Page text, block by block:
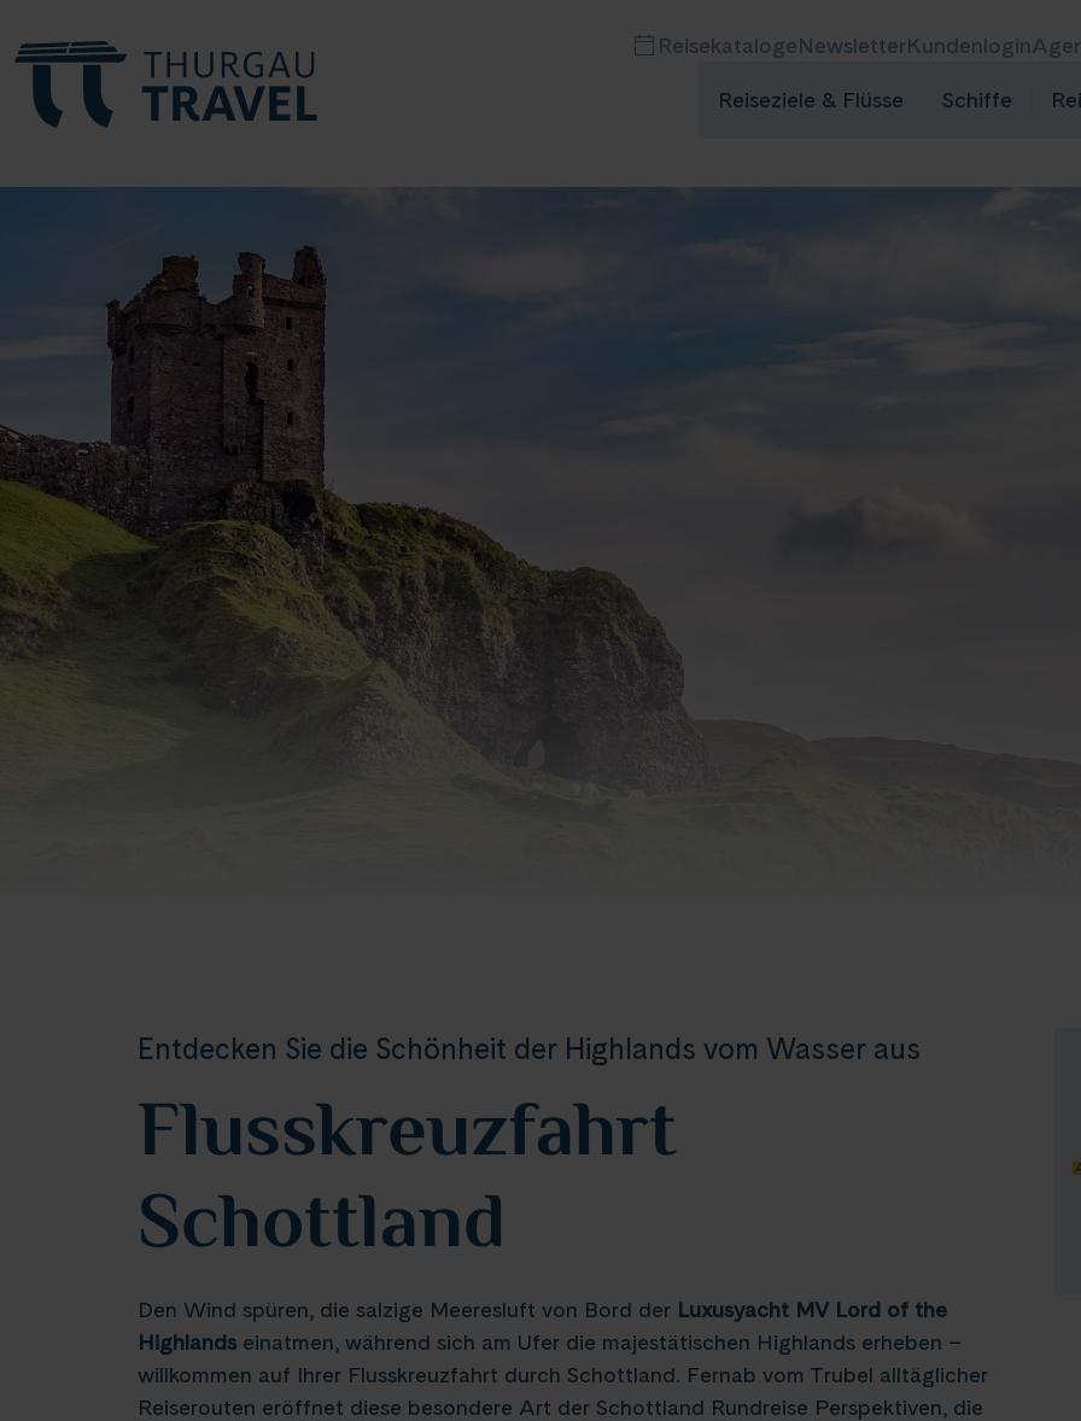
ReisekatalogeNewsletterKundenlogin
Reiseziele & Flüsse Schiffe
Entdecken Sie die Schönheit der Highlands vom Wasser aus
Flusskreuzfahrt
Schottland
Den Wind spüren, die salzige Meeresluft von Bord der Luxusyacht MV Lord of the
Highlands einatmen, während sich am Ufer die majestätischen Highlands erheben –
willkommen auf Ihrer Flusskreuzfahrt durch Schottland. Fernab vom Trubel alltäglicher
Reiserouten eröffnet diese besondere Art der Schottland Rundreise Perspektiven, die